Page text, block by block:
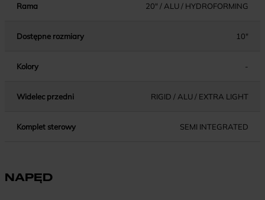
Rama 20" / ALU / HYDROFORMING
Dostępne rozmiary 10"
Kolory -
Widelec przedni RIGID / ALU / EXTRA LIGHT
Komplet sterowy SEMI INTEGRATED
NAPĘD